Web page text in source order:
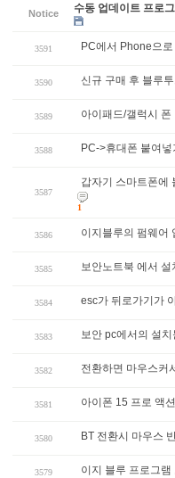
Notice 수동 업데이트 프로
3591 PC에서 Phone으
3590 신규 구매 후 블루
3589 아이패드/갤럭시
3588 PC->휴대폰 붙여
3587
갑자기 스마트폰에
1
3586 이지블루의 펌웨어
3585 보안노트북 에서 설
3584 esc가 뒤로가기가
3583 보안 pc에서의 설치
3582 전환하면 마우스커
3581 아이폰 15 프로 액
3580 BT 전환시 마우스
3579 이지 블루 프로그램